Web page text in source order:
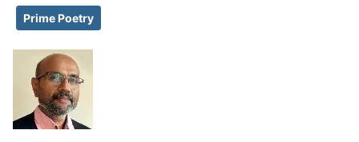
Prime Poetry